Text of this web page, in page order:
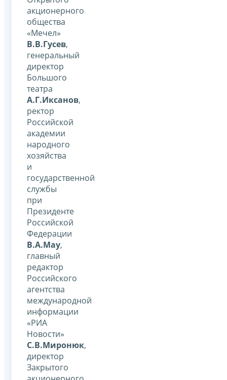
акционерного
общества
«Мечел»
В.В.Гусев,
генеральный
директор
Большого
театра
А.Г.Иксанов,
ректор
Российской
академии
народного
хозяйства
и
государственной
службы
при
Президенте
Российской
Федерации
В.А.Мау,
главный
редактор
Российского
агентства
международной
информации
«РИА
Новости»
С.В.Миронюк,
директор
Закрытого